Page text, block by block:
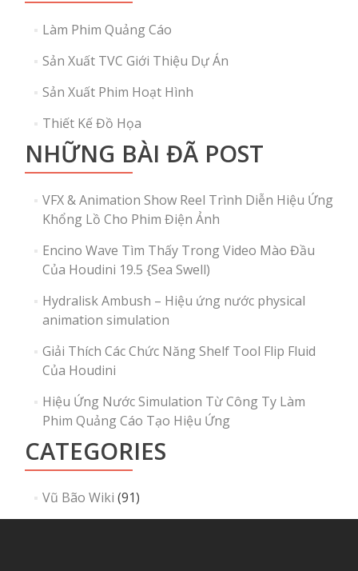
Làm Phim Quảng Cáo
Sản Xuất TVC Giới Thiệu Dự Án
Sản Xuất Phim Hoạt Hình
Thiết Kế Đồ Họa
NHỮNG BÀI ĐÃ POST
VFX & Animation Show Reel Trình Diễn Hiệu Ứng
Khổng Lồ Cho Phim Điện Ảnh
Encino Wave Tìm Thấy Trong Video Mào Đầu
Của Houdini 19.5 {Sea Swell)
Hydralisk Ambush – Hiệu ứng nước physical
animation simulation
Giải Thích Các Chức Năng Shelf Tool Flip Fluid
Của Houdini
Hiệu Ứng Nước Simulation Từ Công Ty Làm
Phim Quảng Cáo Tạo Hiệu Ứng
CATEGORIES
Vũ Bão Wiki (91)